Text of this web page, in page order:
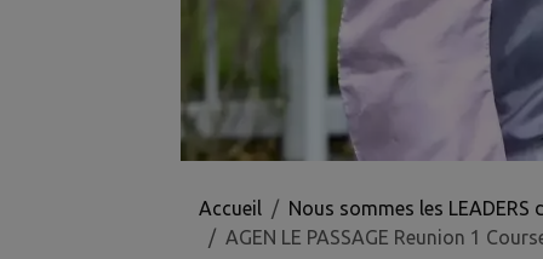
Accueil
Nous sommes les
AGEN LE PASSAGE Reunion 1